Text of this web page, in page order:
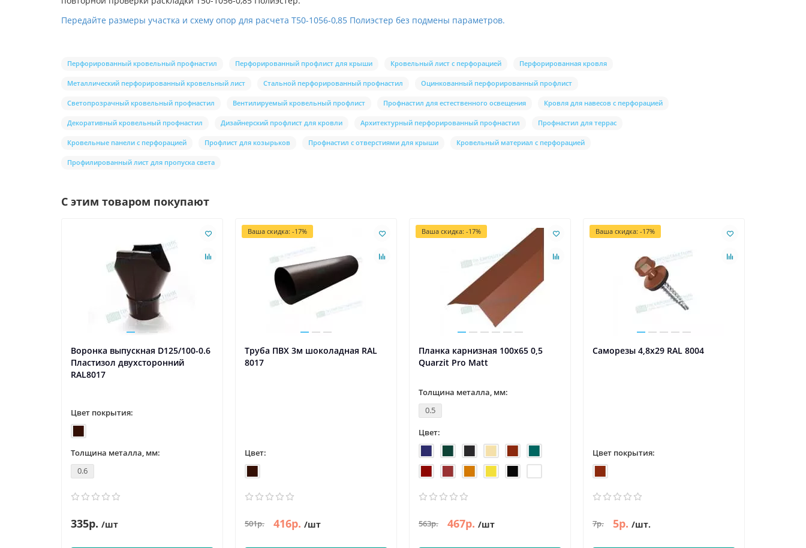
Передайте размеры участка и схему опор для расчета Т50-1056-0,85 Полиэстер без подмены параметров.
Перфорированный кровельный профнастил Перфорированный профлист для крыши Кровельный лист с перфорацией Перфорированная кровля
Металлический перфорированный кровельный лист Стальной перфорированный профнастил Оцинкованный перфорированный профлист
Светопрозрачный кровельный профнастил Вентилируемый кровельный профлист Профнастил для естественного освещения Кровля для навесов с перфорацией
Декоративный кровельный профнастил Дизайнерский профлист для кровли Архитектурный перфорированный профнастил Профнастил для террас
Кровельные панели с перфорацией Профлист для козырьков Профнастил с отверстиями для крыши Кровельный материал с перфорацией
Профилированный лист для пропуска света
С этим товаром покупают
Воронка выпускная D125/100-0.6
Пластизол двухсторонний
RAL8017
Цвет покрытия:
Толщина металла, мм:
0.6
335р. /шт
Ваша скидка: -17%
Труба ПВХ 3м шоколадная RAL
8017
Цвет:
501р. 416р. /шт
Ваша скидка: -17%
Планка карнизная 100х65 0,5
Quarzit Pro Matt
Толщина металла, мм:
0.5
Цвет:
563р. 467р. /шт
Ваша скидка: -17%
Саморезы 4,8х29 RAL 8004
Цвет покрытия:
7р. 5р. /шт.